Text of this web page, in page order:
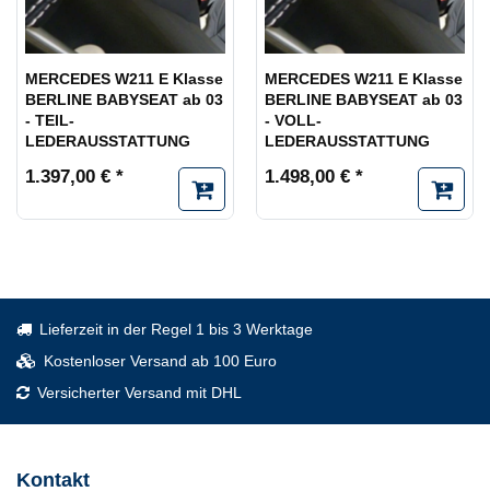
MERCEDES W211 E Klasse
BERLINE BABYSEAT ab 03
- TEIL-
LEDERAUSSTATTUNG
1.397,00 € *
MERCEDES W211 E Klasse
BERLINE BABYSEAT ab 03
- VOLL-
LEDERAUSSTATTUNG
1.498,00 € *
Lieferzeit in der Regel 1 bis 3 Werktage
Kostenloser Versand ab 100 Euro
Versicherter Versand mit DHL
Kontakt